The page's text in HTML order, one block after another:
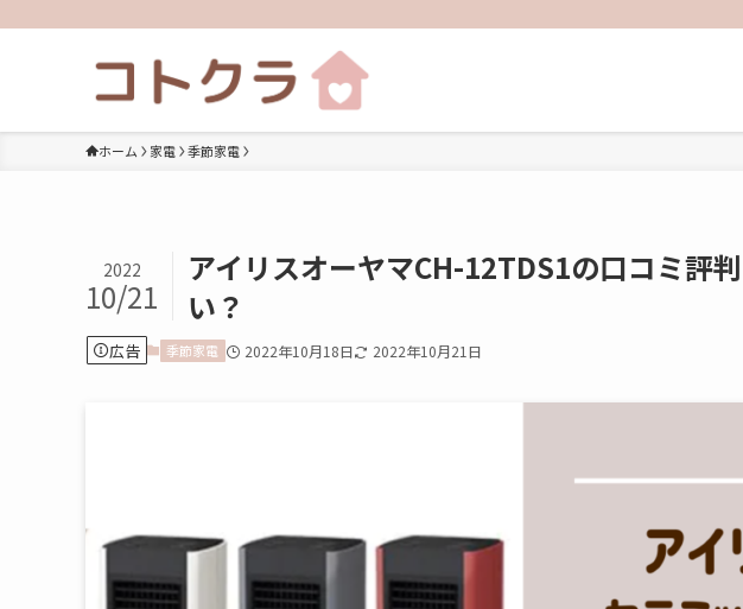
ホーム 家電 季節家電
アイリスオーヤマCH-12TDS1の口コミ評
い？
2022
10/21
広告 季節家電 2022年10月18日 2022年10月21日